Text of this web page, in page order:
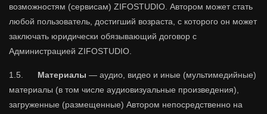
возможностям (сервисам) ZIFOSTUDIO. Автором может стать
любой пользователь, достигший возраста, с которого он может
заключать юридически обязывающий договор с
Администрацией ZIFOSTUDIO.
1.5. Материалы — аудио, видео и иные (мультимедийные)
материалы (в том числе аудиовизуальные произведения),
загруженные (размещенные) Автором непосредственно на